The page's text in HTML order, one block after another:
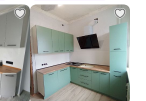
необходимая фурнитура и
кухни .
нашего магазина и он